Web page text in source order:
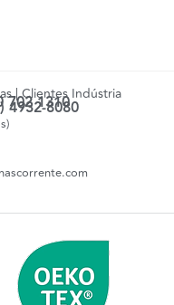
| Clientes Indústria
702 1310
4932-8080